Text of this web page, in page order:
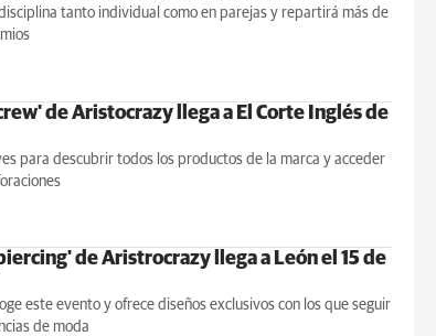
tanto individual como en parejas y repartirá más de
de Aristocrazy llega a El Corte Inglés de
para descubrir todos los productos de la marca y acceder
de Aristrocrazy llega a León el 15 de
este evento y ofrece diseños exclusivos con los que seguir
de moda